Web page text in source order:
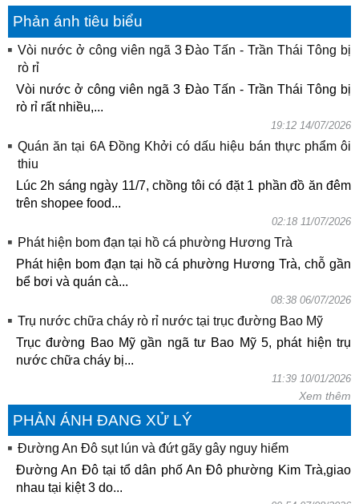
Phản ánh tiêu biểu
Vòi nước ở công viên ngã 3 Đào Tấn - Trần Thái Tông bị
rò rỉ
Vòi nước ở công viên ngã 3 Đào Tấn - Trần Thái Tông bị
rò rỉ rất nhiều,...
19:12 14/07/2026
Quán ăn tại 6A Đồng Khởi có dấu hiệu bán thực phẩm ôi
thiu
Lúc 2h sáng ngày 11/7, chồng tôi có đặt 1 phần đồ ăn đêm
trên shopee food...
02:18 11/07/2026
Phát hiện bom đạn tại hồ cá phường Hương Trà
Phát hiện bom đạn tại hồ cá phường Hương Trà, chỗ gần
bể bơi và quán cà...
08:38 06/07/2026
Trụ nước chữa cháy rò rỉ nước tại trục đường Bao Mỹ
Trục đường Bao Mỹ gần ngã tư Bao Mỹ 5, phát hiện trụ
nước chữa cháy bị...
11:39 10/01/2026
Xem thêm
PHẢN ÁNH ĐANG XỬ LÝ
Đường An Đô sụt lún và đứt gãy gây nguy hiểm
Đường An Đô tại tổ dân phố An Đô phường Kim Trà,giao
nhau tại kiệt 3 do...